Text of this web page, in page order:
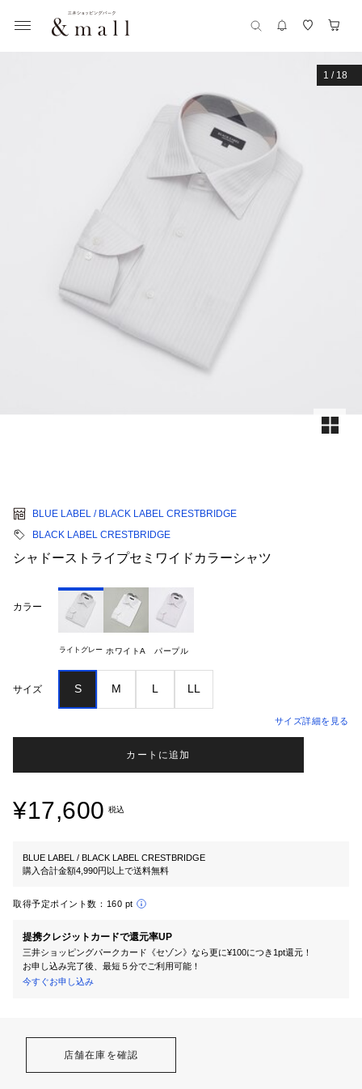
1 / 18
BLUE LABEL / BLACK LABEL CRESTBRIDGE
BLACK LABEL CRESTBRIDGE
シャドーストライプセミワイドカラーシャツ
カラー
ライトグレー ホワイトA パープル
サイズ S M L LL
サイズ詳細を見る
カートに追加
¥17,600 税込
BLUE LABEL / BLACK LABEL CRESTBRIDGE
購入合計金額4,990円以上で送料無料
取得予定ポイント数： 160 pt
提携クレジットカードで還元率UP
三井ショッピングパークカード《セゾン》なら更に¥100につき1pt還元！
お申し込み完了後、最短５分でご利用可能！
今すぐお申し込み
店舗在庫を確認